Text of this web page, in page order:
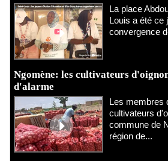
​La place
Louis a été ce
convergence
Ngomène: les cultivateurs
d'alarme
Les membres
cultivateurs
commune de
région de...